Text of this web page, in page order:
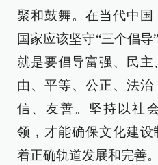
聚和鼓舞。在当代中
国家应该坚守“三个倡导
就是要倡导富强、民
由、平等、公正、法
信、友善。坚持以社
领，才能确保文化建
着正确轨道发展和完善。